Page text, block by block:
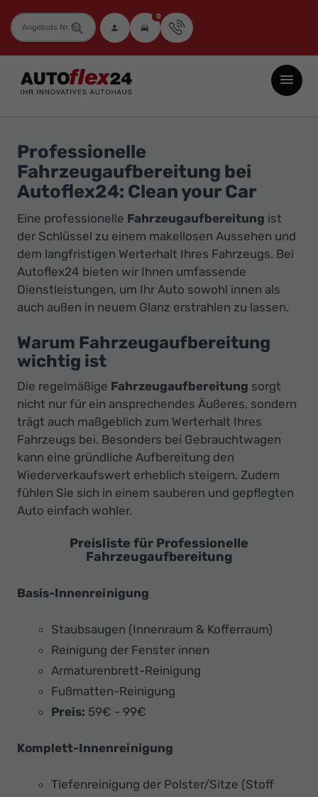
Fahrzeugnummer 0
Autoflex24
GmbH
Neuwagen
Jahreswagen
und
Gebrauchtwagen
zu
Top-
-
Innovatives
Autohaus
Professionelle
Fahrzeugaufbereitung bei
Autoflex24: Clean your Car
Eine professionelle Fahrzeugaufbereitung ist
der Schlüssel zu einem makellosen Aussehen und
dem langfristigen Werterhalt Ihres Fahrzeugs. Bei
Autoflex24 bieten wir Ihnen umfassende
Dienstleistungen, um Ihr Auto sowohl innen als
auch außen in neuem Glanz erstrahlen zu lassen.
Warum Fahrzeugaufbereitung
wichtig ist
Die regelmäßige Fahrzeugaufbereitung sorgt
nicht nur für ein ansprechendes Äußeres, sondern
trägt auch maßgeblich zum Werterhalt Ihres
Fahrzeugs bei. Besonders bei Gebrauchtwagen
kann eine gründliche Aufbereitung den
Wiederverkaufswert erheblich steigern. Zudem
fühlen Sie sich in einem sauberen und gepflegten
Auto einfach wohler.
Preisliste für Professionelle
Fahrzeugaufbereitung
Basis-Innenreinigung
Staubsaugen (Innenraum & Kofferraum)
Reinigung der Fenster innen
Armaturenbrett-Reinigung
Fußmatten-Reinigung
Preis: 59€ - 99€
Komplett-Innenreinigung
Tiefenreinigung der Polster/Sitze (Stoff